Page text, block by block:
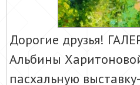
Дорогие друзья!
Альбины
пасхальную